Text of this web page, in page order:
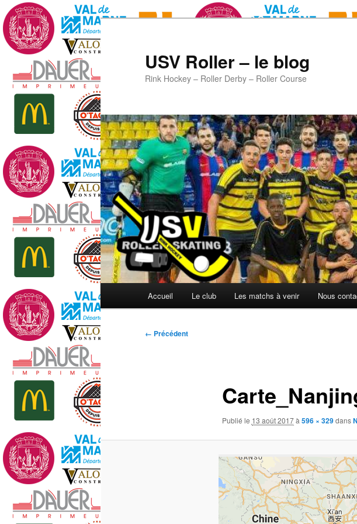
Aller
au
contenu
principal
USV Roller – le blog
Rink Hockey – Roller Derby – Roller Course
Accueil Le club Les matchs à venir Nous
Navigation
← Précédent
Publié le 13 août 2017à 596 × 329dans